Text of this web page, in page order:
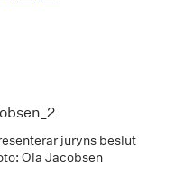
juryns beslut
Ola Jacobsen